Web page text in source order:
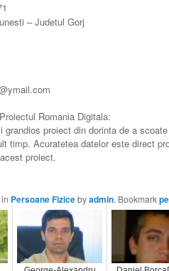
– Judetul Gorj
Romania Digitala:
proiect din dorinta de a
timp. Acuratetea datelor este direct
proiect.
Persoane Fizicebyadmin. Bookmark